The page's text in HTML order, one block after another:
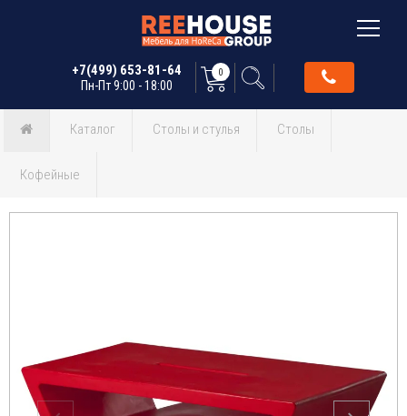
+7(499) 653-81-64
Пн-Пт 9:00 - 18:00
0
Каталог Столы и стулья Столы
Кофейные